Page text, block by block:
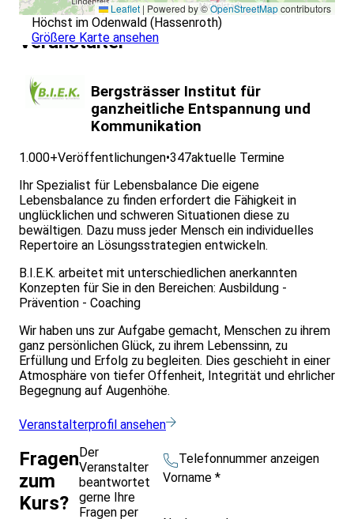
Bereitschaft zur aktiven Mitarbeit – dieser Kurs lebt
vom Mitmachen, Ausprobieren und Feedback geben
Gute Deutschkenntnisse in Wort und Schrift – für
Erkrankungen oder unbehandelten Traumata
Neugier und Empathie – zwei der wichtigsten
Eigenschaften, um Hypnose verantwortungsvoll
erforderlich – alles, was du brauchst, lernst du im Kurs.?
Gesundheitsberuf ist hilfreich, aber keine Pflicht.
Leaflet | Powered by ©OpenStreetMapcontributors
Höchst im Odenwald (Hassenroth)
Größere Karte ansehen
Veranstalter
Bergsträsser Institut für
ganzheitliche Entspannung und
Kommunikation
1.000+Veröffentlichungen•347aktuelle Termine
Ihr Spezialist für Lebensbalance Die eigene
Lebensbalance zu finden erfordert die Fähigkeit in
unglücklichen und schweren Situationen diese zu
bewältigen. Dazu muss jeder Mensch ein individuelles
Repertoire an Lösungsstrategien entwickeln.
B.I.E.K. arbeitet mit unterschiedlichen anerkannten
Konzepten für Sie in den Bereichen: Ausbildung -
Prävention - Coaching
Wir haben uns zur Aufgabe gemacht, Menschen zu ihrem
ganz persönlichen Glück, zu ihrem Lebenssinn, zu
Erfüllung und Erfolg zu begleiten. Dies geschieht in einer
Atmosphäre von tiefer Offenheit, Integrität und ehrlicher
Begegnung auf Augenhöhe.
Veranstalterprofil ansehen
Fragen
zum
Kurs?
Der
Veranstalter
beantwortet
gerne Ihre
Fragen per
Telefonnummer anzeigen
Vorname *